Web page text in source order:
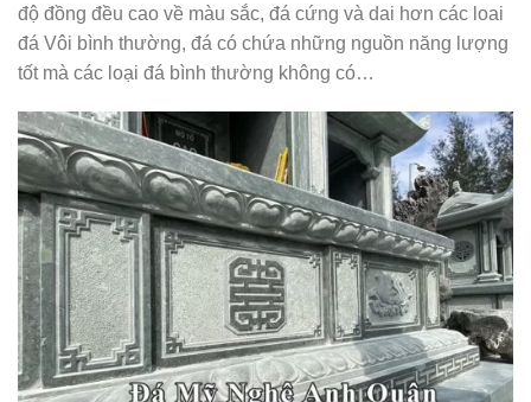
độ đồng đều cao về màu sắc, đá cứng và dai hơn các loai
đá Vôi bình thường, đá có chứa những nguồn năng lượng
tốt mà các loại đá bình thường không có…